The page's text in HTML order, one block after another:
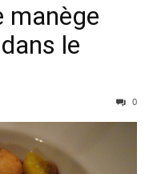
manège
le
0